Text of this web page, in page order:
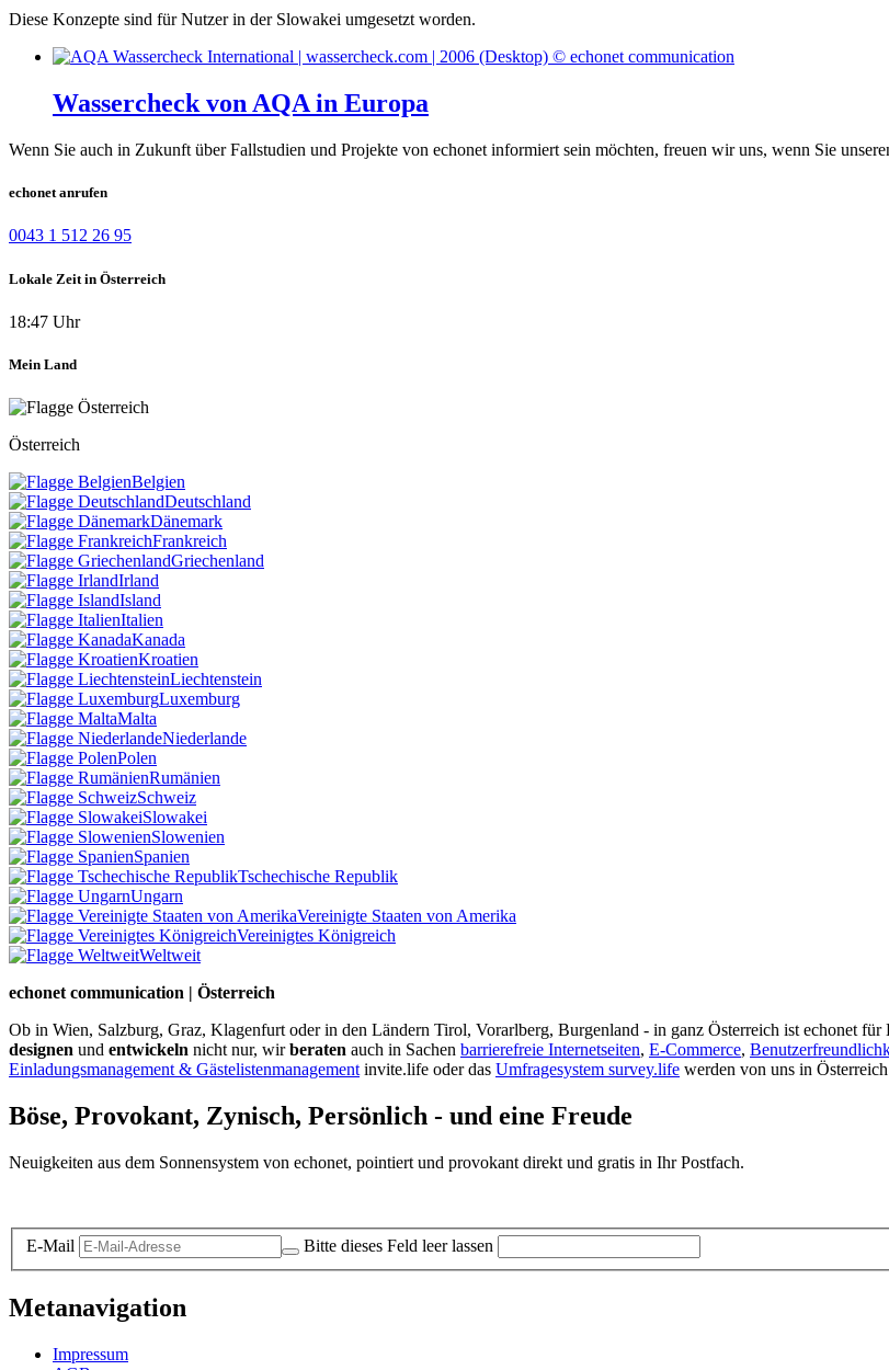
Diese Konzepte sind für Nutzer in der Slowakei umgesetzt worden.
Wassercheck von AQA in Europa
Wenn Sie auch in Zukunft über Fallstudien und Projekte von echonet informiert sein möchten, freuen wir uns, wenn Sie
echonet anrufen
0043 1 512 26 95
Lokale Zeit in Österreich
18:47 Uhr
Mein Land
Österreich
Belgien
Deutschland
Dänemark
Frankreich
Griechenland
Irland
Island
Italien
Kanada
Kroatien
Liechtenstein
Luxemburg
Malta
Niederlande
Polen
Rumänien
Schweiz
Slowakei
Slowenien
Spanien
Tschechische Republik
Ungarn
Vereinigte Staaten von Amerika
Vereinigtes Königreich
Weltweit
echonet communication | Österreich
Ob in Wien, Salzburg, Graz, Klagenfurt oder in den Ländern Tirol, Vorarlberg, Burgenland - in ganz Österreich ist echonet
designen und entwickeln nicht nur, wirberaten auch in Sachen barrierefreie Internetseiten, E-Commerce,
Einladungsmanagement & Gästelistenmanagement invite.life oder das Umfragesystem survey.life werden von uns in
Böse, Provokant, Zynisch, Persönlich - und eine Freude
Neuigkeiten aus dem Sonnensystem von echonet, pointiert und provokant direkt und gratis in Ihr Postfach.
E-Mail Bitte dieses Feld leer lassen
Metanavigation
Impressum